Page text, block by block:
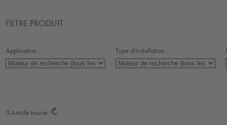
FILTRE PRODUIT
Application : Type d'installation :
0 Article trouvé